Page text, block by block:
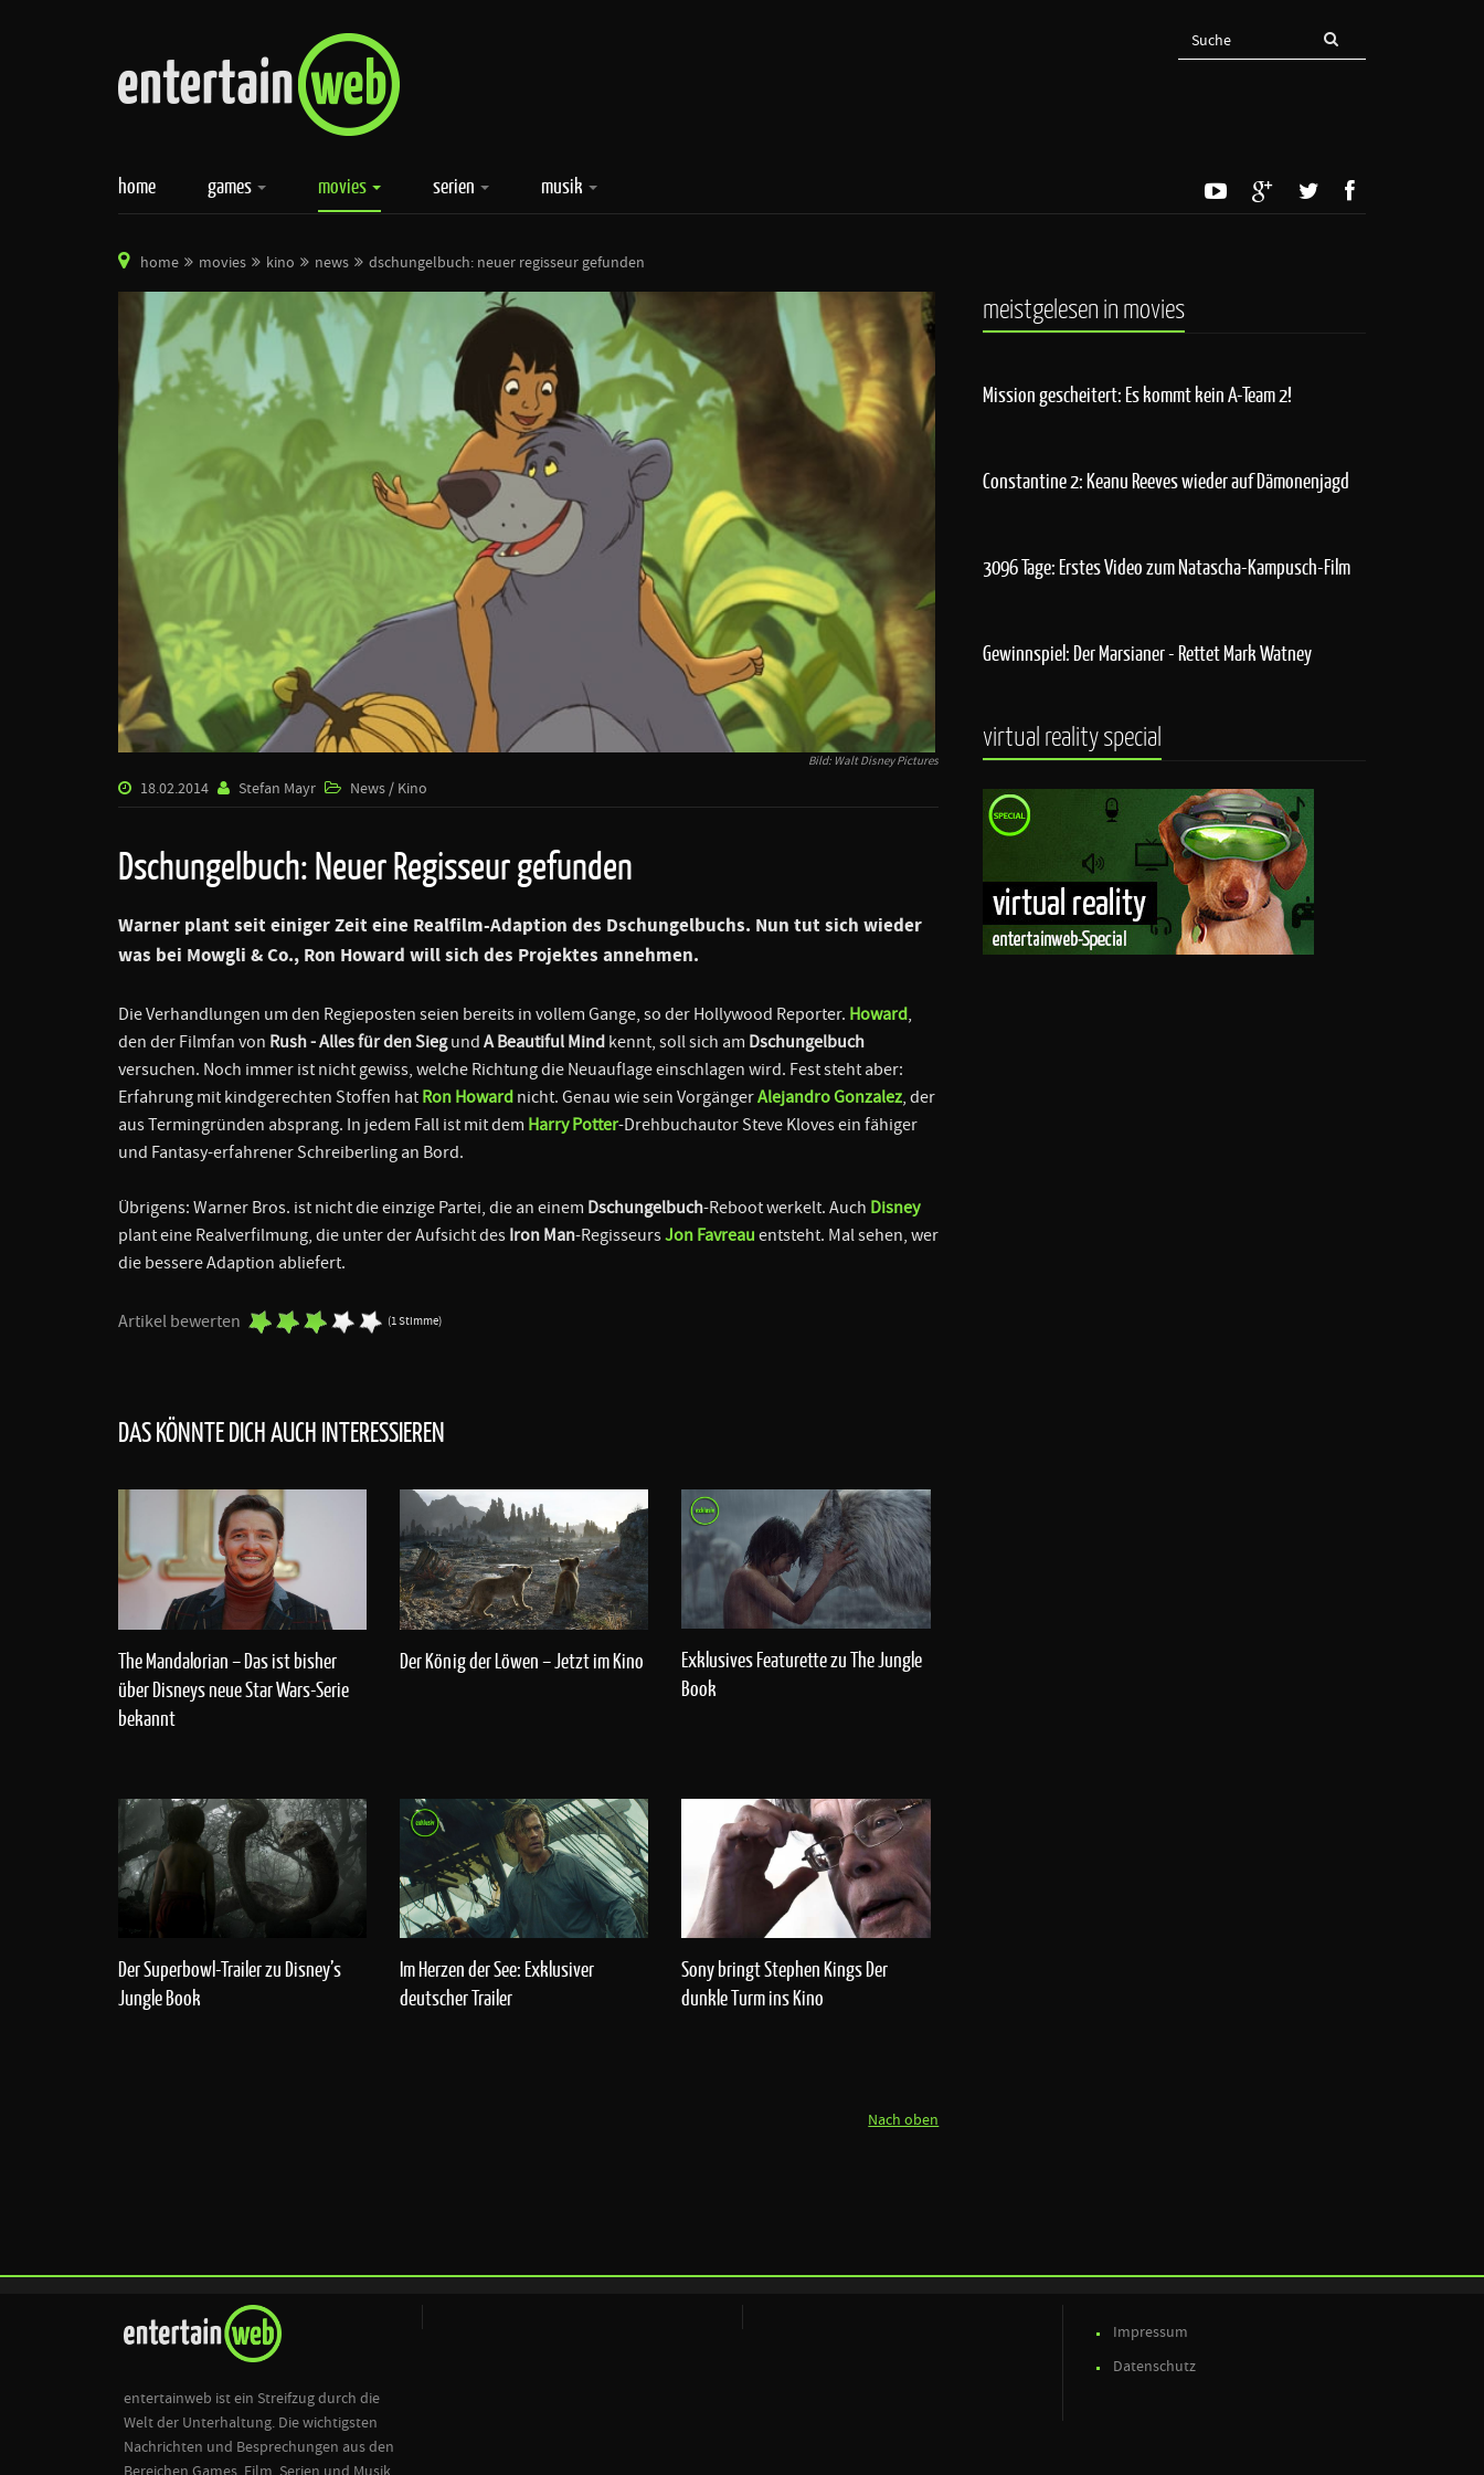
home games movies serien musik
home movies kino news dschungelbuch: neuer regisseur gefunden
Bild: Walt Disney Pictures
18.02.2014 Stefan Mayr News / Kino
Dschungelbuch: Neuer Regisseur gefunden
Warner plant seit einiger Zeit eine Realfilm-Adaption des Dschungelbuchs. Nun tut sich wieder
was bei Mowgli & Co., Ron Howard will sich des Projektes annehmen.
Die Verhandlungen um den Regieposten seien bereits in vollem Gange, so der Hollywood Reporter. Howard,
den der Filmfan von Rush - Alles für den Siegund A Beautiful Mind kennt, soll sich am Dschungelbuch
versuchen. Noch immer ist nicht gewiss, welche Richtung die Neuauflage einschlagen wird. Fest steht aber:
Erfahrung mit kindgerechten Stoffen hat Ron Howard nicht. Genau wie sein VorgängerAlejandro Gonzalez, der
aus Termingründen absprang. In jedem Fall ist mit dem Harry Potter-Drehbuchautor Steve Kloves ein fähiger
und Fantasy-erfahrener Schreiberling an Bord.
Übrigens: Warner Bros. ist nicht die einzige Partei, die an einem Dschungelbuch-Reboot werkelt. Auch Disney
plant eine Realverfilmung, die unter der Aufsicht des Iron Man-RegisseursJon Favreau entsteht. Mal sehen, wer
die bessere Adaption abliefert.
Artikel bewerten (1 Stimme)
DAS KÖNNTE DICH AUCH INTERESSIEREN
The Mandalorian – Das ist bisher
über Disneys neue Star Wars-Serie
bekannt
Der König der Löwen – Jetzt im Kino
Exklusives Featurette zu The Jungle
Book
Der Superbowl-Trailer zu Disney’s
Jungle Book
Im Herzen der See: Exklusiver
deutscher Trailer
Sony bringt Stephen Kings Der
dunkle Turm ins Kino
Nach oben
meistgelesen in movies
Mission gescheitert: Es kommt kein A-Team 2!
Constantine 2: Keanu Reeves wieder auf Dämonenjagd
3096 Tage: Erstes Video zum Natascha-Kampusch-Film
Gewinnspiel: Der Marsianer - Rettet Mark Watney
virtual reality special
entertainweb ist ein Streifzug durch die
Welt der Unterhaltung. Die wichtigsten
Nachrichten und Besprechungen aus den
Impressum
Datenschutz